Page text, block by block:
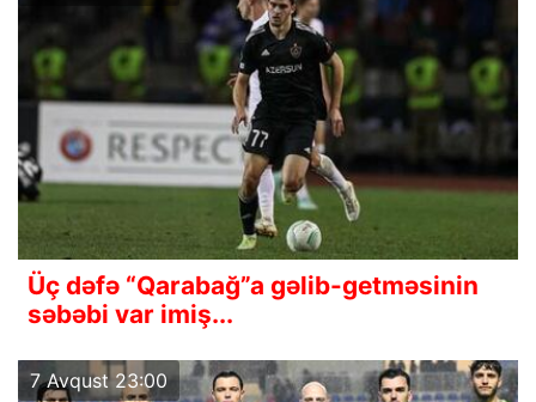
Üç dəfə “Qarabağ”a gəlib-getməsinin
səbəbi var imiş...
7 Avqust 23:00